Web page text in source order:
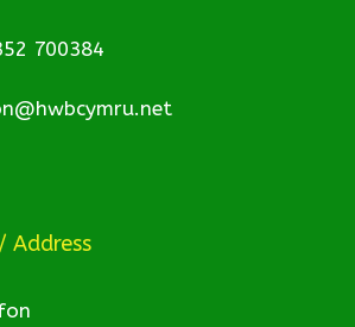
700384
Address